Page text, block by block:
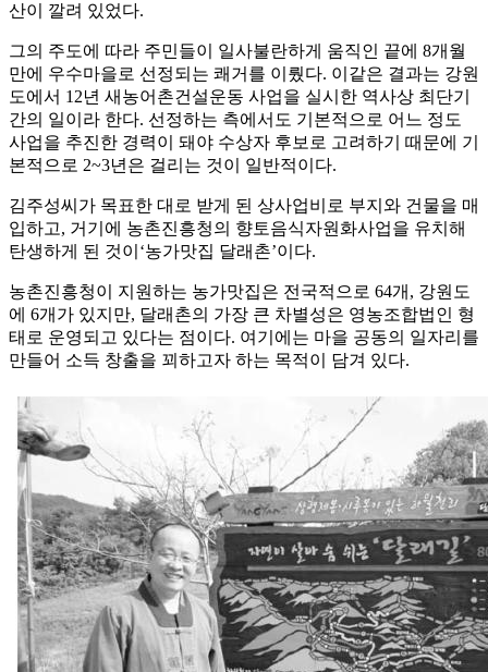
산이 깔려 있었다.
그의 주도에 따라 주민들이 일사불란하게 움직인 끝에 8개월
만에 우수마을로 선정되는 쾌거를 이뤘다. 이같은 결과는 강원
도에서 12년 새농어촌건설운동 사업을 실시한 역사상 최단기
간의 일이라 한다. 선정하는 측에서도 기본적으로 어느 정도
사업을 추진한 경력이 돼야 수상자 후보로 고려하기 때문에 기
본적으로 2~3년은 걸리는 것이 일반적이다.
김주성씨가 목표한 대로 받게 된 상사업비로 부지와 건물을 매
입하고, 거기에 농촌진흥청의 향토음식자원화사업을 유치해
탄생하게 된 것이‘농가맛집 달래촌’이다.
농촌진흥청이 지원하는 농가맛집은 전국적으로 64개, 강원도
에 6개가 있지만, 달래촌의 가장 큰 차별성은 영농조합법인 형
태로 운영되고 있다는 점이다. 여기에는 마을 공동의 일자리를
만들어 소득 창출을 꾀하고자 하는 목적이 담겨 있다.